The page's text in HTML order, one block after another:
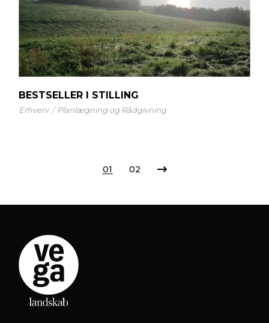
BESTSELLER I STILLING
Erhverv Planlægning og Rådgivning
01 02